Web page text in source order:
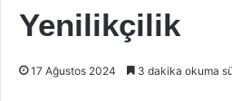
Yenilikçilik
17 Ağustos 2024 3 dakika okuma